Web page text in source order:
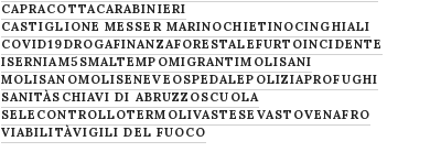
CAPRACOTTACARABINIERI
CASTIGLIONE MESSER MARINOCHIETINOCINGHIALI
COVID19DROGAFINANZAFORESTALEFURTOINCIDENTE
ISERNIAM5SMALTEMPOMIGRANTIMOLISANI
MOLISANOMOLISENEVE OSPEDALEPOLIZIAPROFUGHI
SANITÀSCHIAVI DI ABRUZZOSCUOLA
SELECONTROLLOTERMOLIVASTESE VASTOVENAFRO
VIABILITÀVIGILI DEL FUOCO